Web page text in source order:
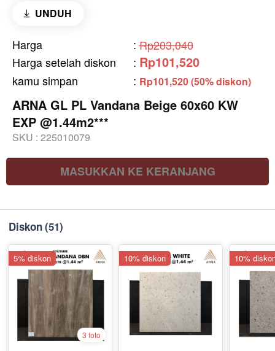
UNDUH
Harga : Rp203,040
Harga setelah diskon
: Rp101,520
kamu simpan : Rp101,520 (50% diskon)
ARNA GL PL Vandana Beige 60x60 KW
EXP @1.44m2***
SKU : 225010079
MASUKKAN KE KERANJANG
Diskon(51)
3 foto
5% diskon 10% diskon 10%